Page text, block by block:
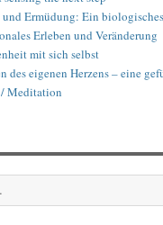
und Ermüdung: Ein
Erleben und Veränderung
mit sich selbst
des eigenen Herzens – eine
Meditation